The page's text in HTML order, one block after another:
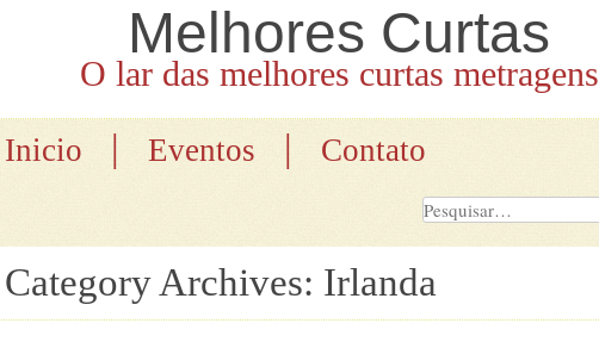
Melhores Curtas
O lar das melhores curtas metragens
Inicio | Eventos | Contato
Category Archives: Irlanda